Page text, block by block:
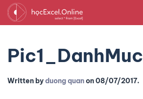
Pic1_DanhMuc
Written byduong quanon08/07/2017.